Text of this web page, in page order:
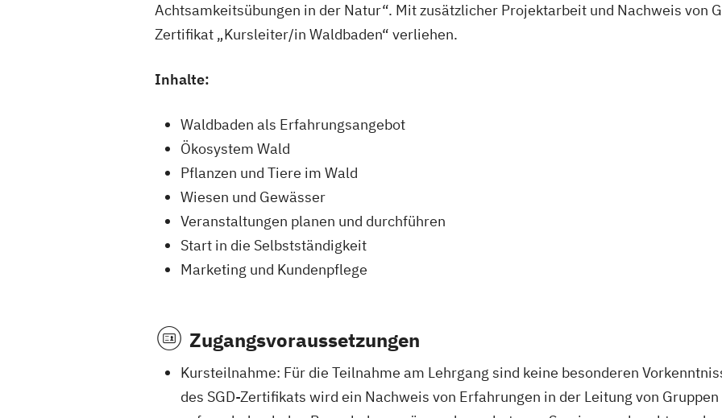
Achtsamkeitsübungen in der Natur“. Mit zusätzlicher Projektarbeit und Nachweis von
Zertifikat „Kursleiter/in Waldbaden“ verliehen.
Inhalte:
Waldbaden als Erfahrungsangebot
Ökosystem Wald
Pflanzen und Tiere im Wald
Wiesen und Gewässer
Veranstaltungen planen und durchführen
Start in die Selbstständigkeit
Marketing und Kundenpflege
Zugangsvoraussetzungen
Kursteilnahme: Für die Teilnahme am Lehrgang sind keine besonderen
des SGD-Zertifikats wird ein Nachweis von Erfahrungen in der Leitung von